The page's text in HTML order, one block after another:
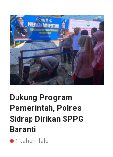
Dukung Program
Pemerintah, Polres
Sidrap Dirikan SPPG
Baranti
1 tahun lalu